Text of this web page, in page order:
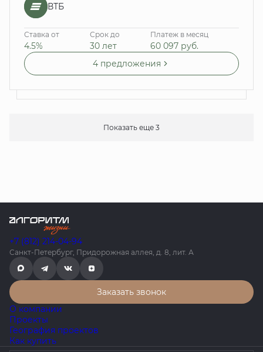
ВТБ
Ставка от
4.5%
Срок до
30 лет
Платеж в месяц
60 097 руб.
4 предложения
Показать еще 3
+7 (812) 214-04-94
Санкт-Петербург, Придорожная аллея, д. 8, лит. А
Заказать звонок
О компании
Проекты
География проектов
Как купить